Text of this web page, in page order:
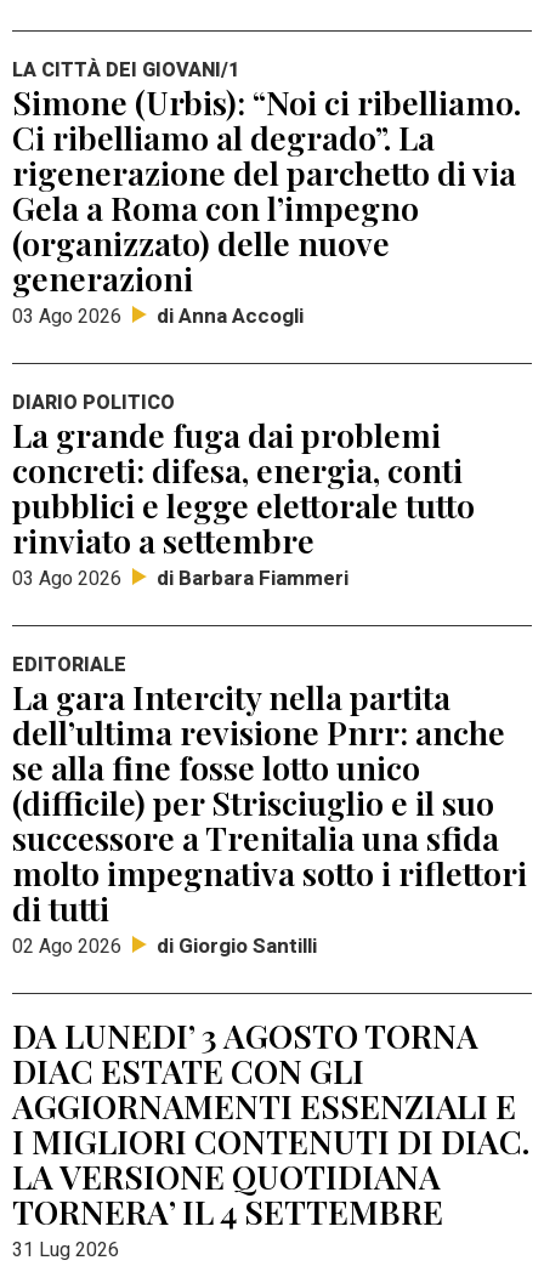
LA CITTÀ DEI GIOVANI/1
Simone (Urbis): “Noi ci ribelliamo.
Ci ribelliamo al degrado”. La
rigenerazione del parchetto di via
Gela a Roma con l’impegno
(organizzato) delle nuove
generazioni
03 Ago 2026 di Anna Accogli
DIARIO POLITICO
La grande fuga dai problemi
concreti: difesa, energia, conti
pubblici e legge elettorale tutto
rinviato a settembre
03 Ago 2026 di Barbara Fiammeri
EDITORIALE
La gara Intercity nella partita
dell’ultima revisione Pnrr: anche
se alla fine fosse lotto unico
(difficile) per Strisciuglio e il suo
successore a Trenitalia una sfida
molto impegnativa sotto i riflettori
di tutti
02 Ago 2026 di Giorgio Santilli
DA LUNEDI’ 3 AGOSTO TORNA
DIAC ESTATE CON GLI
AGGIORNAMENTI ESSENZIALI E
I MIGLIORI CONTENUTI DI DIAC.
LA VERSIONE QUOTIDIANA
TORNERA’ IL 4 SETTEMBRE
31 Lug 2026